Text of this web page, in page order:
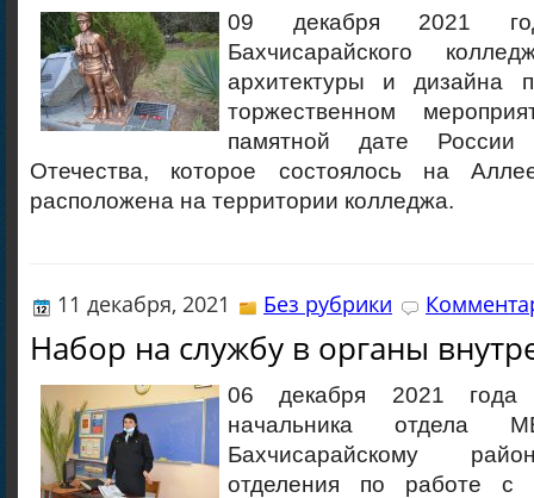
09 декабря 2021
Бахчисарайского
архитектуры и дизайна
торжественном
памятной дате
Отечества, которое состоялось на
расположена на территории колледжа.
11 декабря, 2021 Без рубрики
Набор на службу в органы
06 декабря 2021 года
начальника отдела
Бахчисарайскому
отделения по работе с